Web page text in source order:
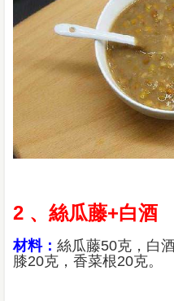
2 、絲瓜藤+白酒
材料： 絲瓜藤50克，白
膝20克，香菜根20克。